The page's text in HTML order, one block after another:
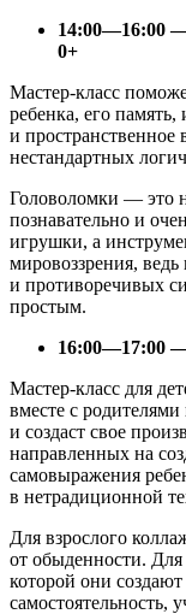
14:00—16:00
0+
Мастер-класс
ребенка, его
и пространственное
нестандартных
Головоломки — это
познавательно и
игрушки, а
мировоззрения,
и противоречивых
простым.
16:00—17:00
Мастер-класс для
вместе с
и создаст свое
направленных на
самовыражения
в нетрадиционной
Для взрослого
от обыденности. Для
которой они
самостоятельность,